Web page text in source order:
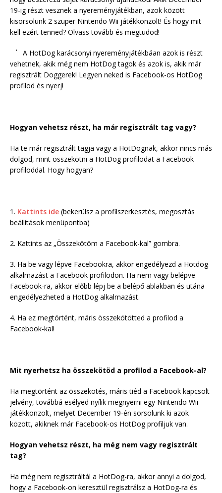
19-ig részt vesznek a nyereményjátékban, azok között
kisorsolunk 2 szuper Nintendo Wii játékkonzolt! És hogy mit
kell ezért tenned? Olvass tovább és megtudod!
A HotDog karácsonyi nyereményjátékbáan azok is részt
vehetnek, akik még nem HotDog tagok és azok is, akik már
regisztrált Doggerek! Legyen neked is Facebook-os HotDog
profilod és nyerj!
Hogyan vehetsz részt, ha már regisztrált tag vagy?
Ha te már regisztrált tagja vagy a HotDognak, akkor nincs más
dolgod, mint összekötni a HotDog profilodat a Facebook
profiloddal. Hogy hogyan?
1. Kattints ide (bekerülsz a profilszerkesztés, megosztás
beállítások menüpontba)
2. Kattints az „Összekötöm a Facebook-kal” gombra.
3. Ha be vagy lépve Facebookra, akkor engedélyezd a Hotdog
alkalmazást a Facebook profilodon. Ha nem vagy belépve
Facebook-ra, akkor előbb lépj be a belépő ablakban és utána
engedélyezheted a HotDog alkalmazást.
4. Ha ez megtörtént, máris összekötötted a profilod a
Facebook-kal!
Mit nyerhetsz ha összekötöd a profilod a Facebook-al?
Ha megtörtént az összekötés, máris tiéd a Facebook kapcsolt
jelvény, továbbá esélyed nyílik megnyerni egy Nintendo Wii
játékkonzolt, melyet December 19-én sorsolunk ki azok
között, akiknek már Facebook-os HotDog profiljuk van.
Hogyan vehetsz részt, ha még nem vagy regisztrált
tag?
Ha még nem regisztráltál a HotDog-ra, akkor annyi a dolgod,
hogy a Facebook-on keresztül regisztrálsz a HotDog-ra és